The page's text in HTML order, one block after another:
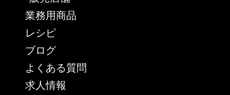
業務用商品
レシピ
ブログ
よくある質問
求人情報